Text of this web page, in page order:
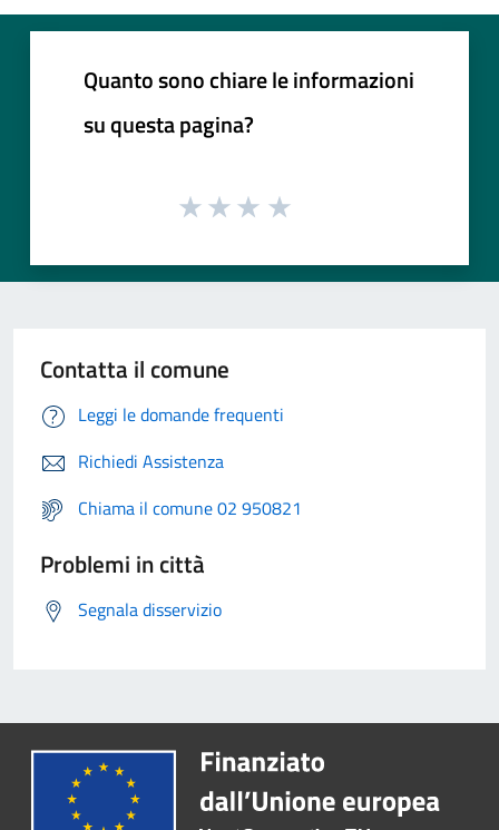
Quanto sono chiare le informazioni
su questa pagina?
Contatta il comune
Leggi le domande frequenti
Richiedi Assistenza
Chiama il comune 02 950821
Problemi in città
Segnala disservizio